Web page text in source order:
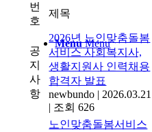
Menu Menu
번
호
제목
공
지
사
항
2026년 노인맞춤돌봄
서비스 사회복지사,
생활지원사 인력채용
합격자 발표
newbundo | 2026.03.21
| 조회 626
노인맞춤돌봄서비스